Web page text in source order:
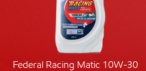
Federal Racing Matic 10W-30